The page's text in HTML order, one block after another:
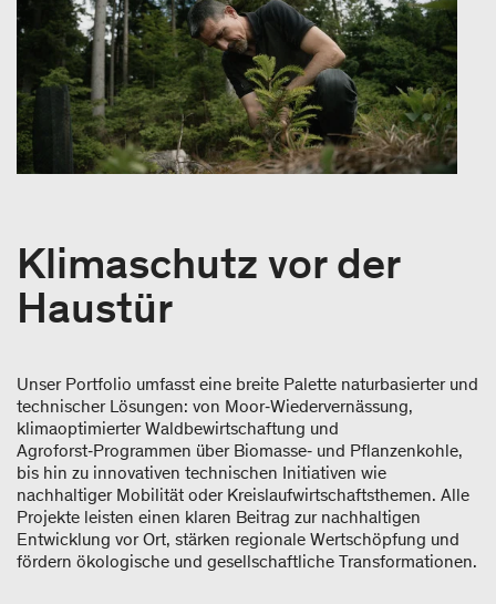
Klimaschutz vor der
Haustür
Unser Portfolio umfasst eine breite Palette naturbasierter und
technischer Lösungen: von Moor‑Wiedervernässung,
klimaoptimierter Waldbewirtschaftung und
Agroforst‑Programmen über Biomasse‑ und Pflanzenkohle,
bis hin zu innovativen technischen Initiativen wie
nachhaltiger Mobilität oder Kreislaufwirtschaftsthemen. Alle
Projekte leisten einen klaren Beitrag zur nachhaltigen
Entwicklung vor Ort, stärken regionale Wertschöpfung und
fördern ökologische und gesellschaftliche Transformationen.